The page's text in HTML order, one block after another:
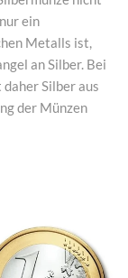
ein
Metalls ist,
an Silber. Bei
Silber aus
der Münzen